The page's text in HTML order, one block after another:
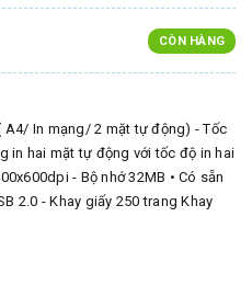
CÒN HÀNG
A4/ In mạng/ 2 mặt tự động) - Tốc
in hai mặt tự động với tốc độ in hai
- Bộ nhớ 32MB • Có sẵn
2.0 - Khay giấy 250 trang Khay